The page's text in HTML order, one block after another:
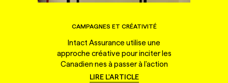
CAMPAGNES ET CRÉATIVITÉ
Intact Assurance utilise une
approche créative pour inciter les
Canadien·nes à passer à l'action
LIRE L'ARTICLE